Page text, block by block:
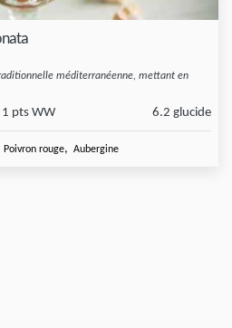
méditerranéenne, mettant en
1 pts WW 6.2 glucide
Poivron rouge, Aubergine